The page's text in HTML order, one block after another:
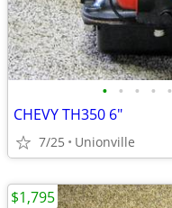
• • • • •
CHEVY TH350 6"
7/25 Unionville
$1,795